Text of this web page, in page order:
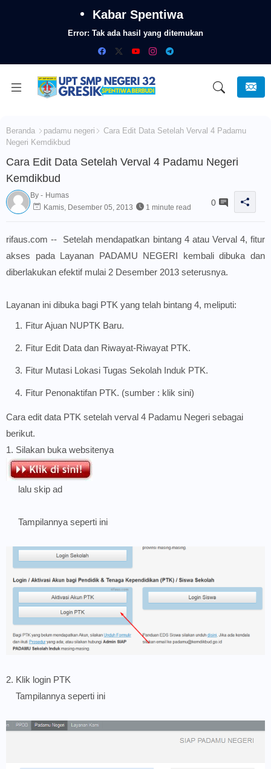
Kabar Spentiwa
Error: Tak ada hasil yang ditemukan
Beranda padamu negeri
Cara Edit Data Setelah Verval 4 Padamu
Negeri Kemdikbud
Cara Edit Data Setelah Verval 4 Padamu Negeri
Kemdikbud
By - Humas
Kamis, Desember 05, 2013
1 minute read 0
rifaus.com -- Setelah mendapatkan bintang 4 atau Verval 4, fitur
akses pada Layanan PADAMU NEGERI kembali dibuka dan
diberlakukan efektif mulai 2 Desember 2013 seterusnya.
Layanan ini dibuka bagi PTK yang telah bintang 4, meliputi:
Fitur Ajuan NUPTK Baru.
Fitur Edit Data dan Riwayat-Riwayat PTK.
Fitur Mutasi Lokasi Tugas Sekolah Induk PTK.
Fitur Penonaktifan PTK. (sumber : klik sini)
Cara edit data PTK setelah verval 4 Padamu Negeri sebagai
berikut.
1. Silakan buka websitenya
lalu skip ad
Tampilannya seperti ini
2. Klik login PTK
Tampilannya seperti ini